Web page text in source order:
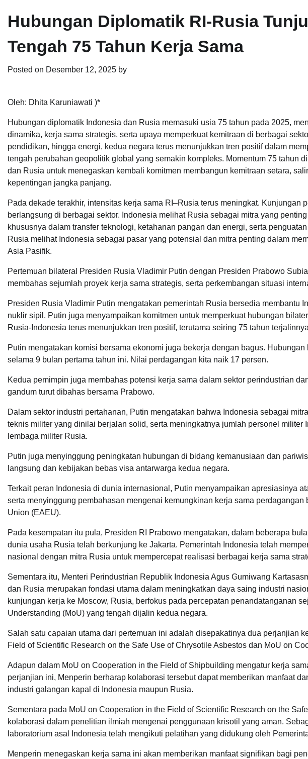
Hubungan Diplomatik RI-Rusia
Tengah 75 Tahun Kerja Sama
Posted on Desember 12, 2025 by
Oleh: Dhita Karuniawati )*
Hubungan diplomatik Indonesia dan Rusia memasuki usia 75 tahun pada 2025,
dinamika, kerja sama strategis, serta upaya memperkuat kemitraan di berbagai
pendidikan, hingga energi, kedua negara terus menunjukkan tren positif dalam
tengah perubahan geopolitik global yang semakin kompleks. Momentum 75 tahun
dan Rusia untuk menegaskan kembali komitmen membangun kemitraan setara,
kepentingan jangka panjang.
Pada dekade terakhir, intensitas kerja sama RI–Rusia terus meningkat. Kunjungan
berlangsung di berbagai sektor. Indonesia melihat Rusia sebagai mitra yang
khususnya dalam transfer teknologi, ketahanan pangan dan energi, serta
Rusia melihat Indonesia sebagai pasar yang potensial dan mitra penting dalam
Asia Pasifik.
Pertemuan bilateral Presiden Rusia Vladimir Putin dengan Presiden Prabowo
membahas sejumlah proyek kerja sama strategis, serta perkembangan situasi
Presiden Rusia Vladimir Putin mengatakan pemerintah Rusia bersedia membantu
nuklir sipil. Putin juga menyampaikan komitmen untuk memperkuat hubungan
Rusia-Indonesia terus menunjukkan tren positif, terutama seiring 75 tahun
Putin mengatakan komisi bersama ekonomi juga bekerja dengan bagus.
selama 9 bulan pertama tahun ini. Nilai perdagangan kita naik 17 persen.
Kedua pemimpin juga membahas potensi kerja sama dalam sektor perindustrian
gandum turut dibahas bersama Prabowo.
Dalam sektor industri pertahanan, Putin mengatakan bahwa Indonesia sebagai
teknis militer yang dinilai berjalan solid, serta meningkatnya jumlah personel militer
lembaga militer Rusia.
Putin juga menyinggung peningkatan hubungan di bidang kemanusiaan dan
langsung dan kebijakan bebas visa antarwarga kedua negara.
Terkait peran Indonesia di dunia internasional, Putin menyampaikan apresiasinya
serta menyinggung pembahasan mengenai kemungkinan kerja sama
Union (EAEU).
Pada kesempatan itu pula, Presiden RI Prabowo mengatakan, dalam beberapa
dunia usaha Rusia telah berkunjung ke Jakarta. Pemerintah Indonesia telah
nasional dengan mitra Rusia untuk mempercepat realisasi berbagai kerja sama
Sementara itu, Menteri Perindustrian Republik Indonesia Agus Gumiwang
dan Rusia merupakan fondasi utama dalam meningkatkan daya saing industri
kunjungan kerja ke Moscow, Rusia, berfokus pada percepatan penandatanganan
Understanding (MoU) yang tengah dijalin kedua negara.
Salah satu capaian utama dari pertemuan ini adalah disepakatinya dua perjanjian
Field of Scientific Research on the Safe Use of Chrysotile Asbestos dan MoU on
Adapun dalam MoU on Cooperation in the Field of Shipbuilding mengatur kerja
perjanjian ini, Menperin berharap kolaborasi tersebut dapat memberikan manfaat
industri galangan kapal di Indonesia maupun Rusia.
Sementara pada MoU on Cooperation in the Field of Scientific Research on the
kolaborasi dalam penelitian ilmiah mengenai penggunaan krisotil yang aman.
laboratorium asal Indonesia telah mengikuti pelatihan yang didukung oleh
Menperin menegaskan kerja sama ini akan memberikan manfaat signifikan bagi